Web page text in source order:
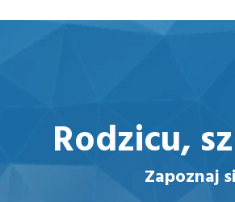
Rodzicu,
Zapoznaj